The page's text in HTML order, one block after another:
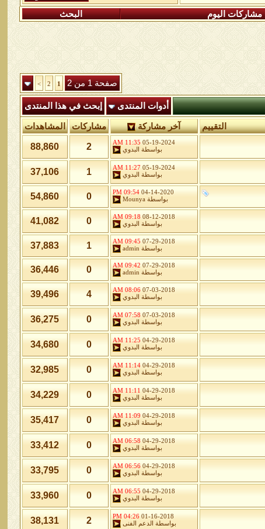
مشاركات اليوم البحث
صفحة 1 من 2 1
2
>
أدوات المنتدى إبحث في هذا المنتدى
التقييم آخر مشاركة مشاركات المشاهدات
05-19-2024
11:35 AM
بواسطة
البدوي 2
88,860
05-19-2024
11:27 AM
بواسطة
البدوي 1
37,106
04-14-2020
09:54 PM
بواسطة Mounya
0
54,860
08-12-2018
09:18 AM
بواسطة
البدوي 0
41,082
07-29-2018
09:45 AM
بواسطة admin
1
37,883
07-29-2018
09:42 AM
بواسطة admin
0
36,446
07-03-2018
08:06 AM
بواسطة
البدوي 4
39,496
07-03-2018
07:58 AM
بواسطة
البدوي 0
36,275
04-29-2018
11:25 AM
بواسطة
البدوي 0
34,680
04-29-2018
11:14 AM
بواسطة
البدوي 0
32,985
04-29-2018
11:11 AM
بواسطة
البدوي 0
34,229
04-29-2018
11:09 AM
بواسطة
البدوي 0
35,417
04-29-2018
06:58 AM
بواسطة
البدوي 0
33,412
04-29-2018
06:56 AM
بواسطة
البدوي 0
33,795
04-29-2018
06:55 AM
بواسطة
البدوي 0
33,960
01-16-2018
04:26 PM
بواسطة
الدعم الفنى 2
38,131